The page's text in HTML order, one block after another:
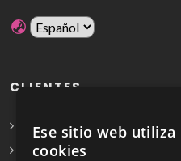
CLIENTES
Solicita Presupuesto Gratis
Preguntas frecuentes
Ese sitio web utiliza
cookies